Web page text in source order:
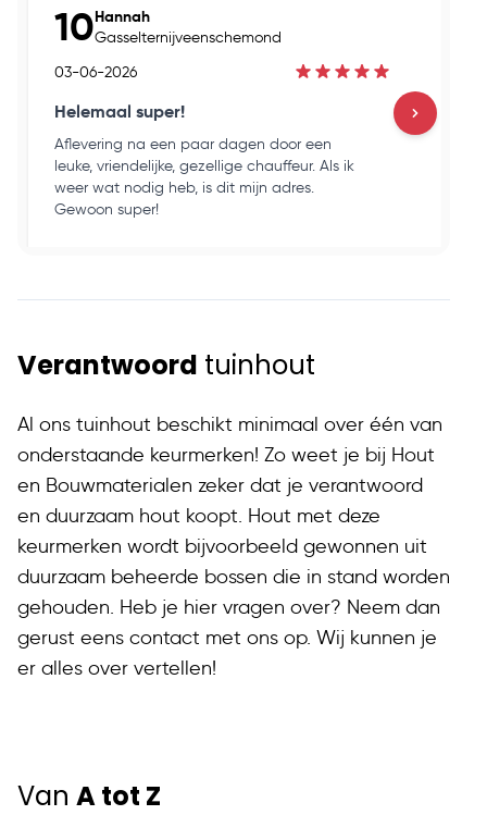
10Hannah
Gasselternijveenschemond
03-06-2026
Helemaal super!
Aflevering na een paar dagen door een
leuke, vriendelijke, gezellige chauffeur. Als ik
weer wat nodig heb, is dit mijn adres.
Gewoon super!
Verantwoord tuinhout
Al ons tuinhout beschikt minimaal over één van
onderstaande keurmerken! Zo weet je bij Hout
en Bouwmaterialen zeker dat je verantwoord
en duurzaam hout koopt. Hout met deze
keurmerken wordt bijvoorbeeld gewonnen uit
duurzaam beheerde bossen die in stand worden
gehouden. Heb je hier vragen over? Neem dan
gerust eens contact met ons op. Wij kunnen je
er alles over vertellen!
Van A tot Z